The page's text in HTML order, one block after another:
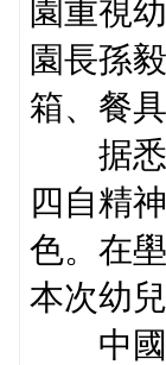
園重視
園長孫
箱、餐
据悉，
四自精
色。在
本次幼
中國江